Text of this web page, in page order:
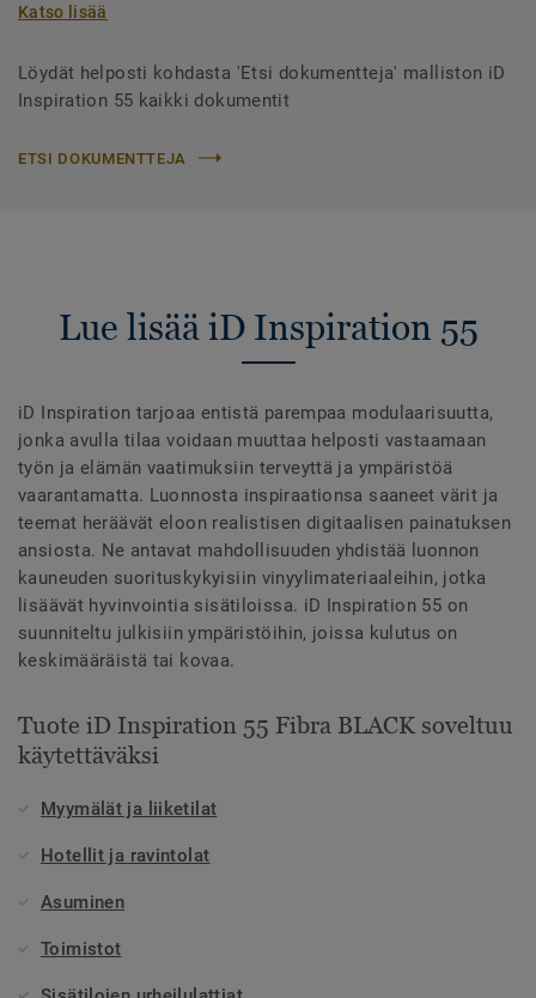
Katso lisää
Löydät helposti kohdasta 'Etsi dokumentteja' malliston iD
Inspiration 55 kaikki dokumentit
ETSI DOKUMENTTEJA
Lue lisää iD Inspiration 55
iD Inspiration tarjoaa entistä parempaa modulaarisuutta,
jonka avulla tilaa voidaan muuttaa helposti vastaamaan
työn ja elämän vaatimuksiin terveyttä ja ympäristöä
vaarantamatta. Luonnosta inspiraationsa saaneet värit ja
teemat heräävät eloon realistisen digitaalisen painatuksen
ansiosta. Ne antavat mahdollisuuden yhdistää luonnon
kauneuden suorituskykyisiin vinyylimateriaaleihin, jotka
lisäävät hyvinvointia sisätiloissa. iD Inspiration 55 on
suunniteltu julkisiin ympäristöihin, joissa kulutus on
keskimääräistä tai kovaa.
Tuote iD Inspiration 55 Fibra BLACK soveltuu
käytettäväksi
Myymälät ja liiketilat
Hotellit ja ravintolat
Asuminen
Toimistot